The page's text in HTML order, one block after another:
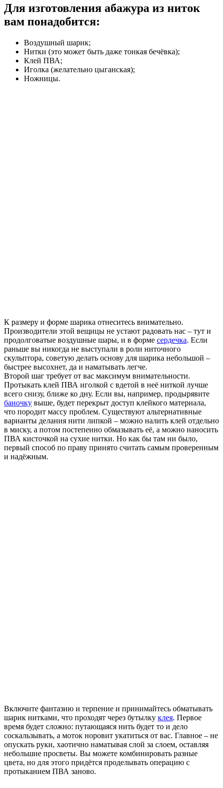
Для изготовления абажура из ниток
вам понадобится:
Воздушный шарик;
Нитки (это может быть даже тонкая бечёвка);
Клей ПВА;
Иголка (желательно цыганская);
Ножницы.
К размеру и форме шарика отнеситесь внимательно.
Производители этой вещицы не устают радовать нас – тут и
продолговатые воздушные шары, и в форме сердечка. Если
раньше вы никогда не выступали в роли ниточного
скульптора, советую делать основу для шарика небольшой –
быстрее высохнет, да и наматывать легче.
Второй шаг требует от вас максимум внимательности.
Протыкать клей ПВА иголкой с вдетой в неё ниткой лучше
всего снизу, ближе ко дну. Если вы, например, продырявите
баночку выше, будет перекрыт доступ клейкого материала,
что породит массу проблем. Существуют альтернативные
варианты делания нити липкой – можно налить клей отдельно
в миску, а потом постепенно обмазывать её, а можно наносить
ПВА кисточкой на сухие нитки. Но как бы там ни было,
первый способ по праву принято считать самым проверенным
и надёжным.
Включите фантазию и терпение и принимайтесь обматывать
шарик нитками, что проходят через бутылку клея. Первое
время будет сложно: путающаяся нить будет то и дело
соскальзывать, а моток норовит укатиться от вас. Главное – не
опускать руки, хаотично наматывая слой за слоем, оставляя
небольшие просветы. Вы можете комбинировать разные
цвета, но для этого придётся проделывать операцию с
протыканием ПВА заново.